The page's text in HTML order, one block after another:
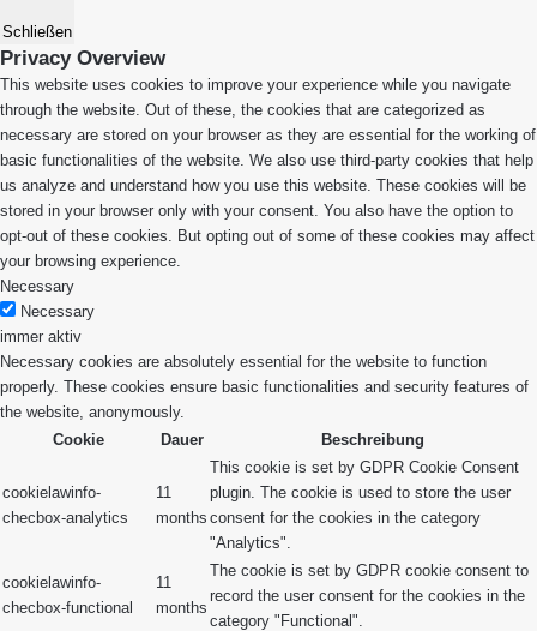
Schließen
Privacy Overview
This website uses cookies to improve your experience while you navigate
through the website. Out of these, the cookies that are categorized as
necessary are stored on your browser as they are essential for the working of
basic functionalities of the website. We also use third-party cookies that help
us analyze and understand how you use this website. These cookies will be
stored in your browser only with your consent. You also have the option to
opt-out of these cookies. But opting out of some of these cookies may affect
your browsing experience.
Necessary
Necessary
immer aktiv
Necessary cookies are absolutely essential for the website to function
properly. These cookies ensure basic functionalities and security features of
the website, anonymously.
Cookie
Dauer Beschreibung
cookielawinfo-
checbox-analytics
11
months
This cookie is set by GDPR Cookie Consent
plugin. The cookie is used to store the user
consent for the cookies in the category
"Analytics".
cookielawinfo-
checbox-functional
11
months
The cookie is set by GDPR cookie consent to
record the user consent for the cookies in the
category "Functional".